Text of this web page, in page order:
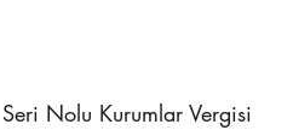
Nolu Kurumlar Vergisi